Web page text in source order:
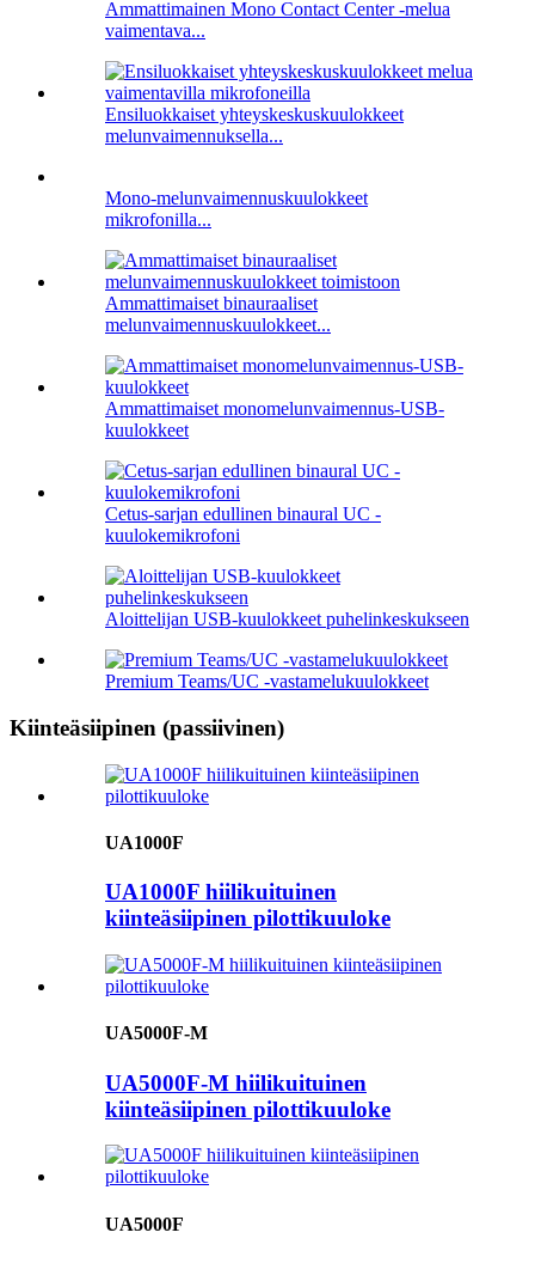
Ammattimainen Mono Contact Center -melua
vaimentava...
Ensiluokkaiset yhteyskeskuskuulokkeet
melunvaimennuksella...
Mono-melunvaimennuskuulokkeet
mikrofonilla...
Ammattimaiset binauraaliset
melunvaimennuskuulokkeet...
Ammattimaiset monomelunvaimennus-USB-
kuulokkeet
Cetus-sarjan edullinen binaural UC -
kuulokemikrofoni
Aloittelijan USB-kuulokkeet puhelinkeskukseen
Premium Teams/UC -vastamelukuulokkeet
Kiinteäsiipinen (passiivinen)
UA1000F
UA1000F hiilikuituinen
kiinteäsiipinen pilottikuuloke
UA5000F-M
UA5000F-M hiilikuituinen
kiinteäsiipinen pilottikuuloke
UA5000F